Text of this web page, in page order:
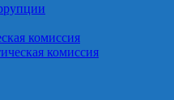
комиссия
комиссия